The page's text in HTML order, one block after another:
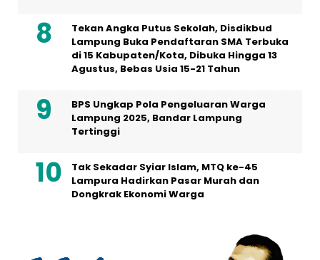
Tekan Angka Putus Sekolah, Disdikbud
Lampung Buka Pendaftaran SMA Terbuka
di 15 Kabupaten/Kota, Dibuka Hingga 13
Agustus, Bebas Usia 15-21 Tahun
BPS Ungkap Pola Pengeluaran Warga
Lampung 2025, Bandar Lampung
Tertinggi
Tak Sekadar Syiar Islam, MTQ ke-45
Lampura Hadirkan Pasar Murah dan
Dongkrak Ekonomi Warga